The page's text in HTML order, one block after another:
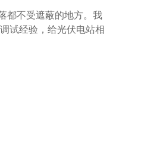
都不受遮蔽的地方。我
试经验，给光伏电站相